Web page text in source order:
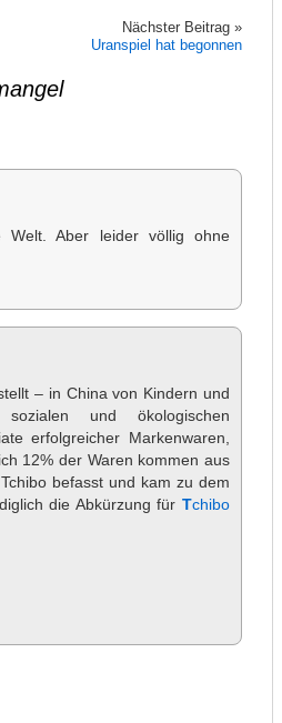
Nächster Beitrag »
Uranspiel hat begonnen
Aber leider völlig ohne
– in China von Kindern und
sozialen und ökologischen
erfolgreicher Markenwaren,
12% der Waren kommen aus
befasst und kam zu dem
die Abkürzung für Tchibo